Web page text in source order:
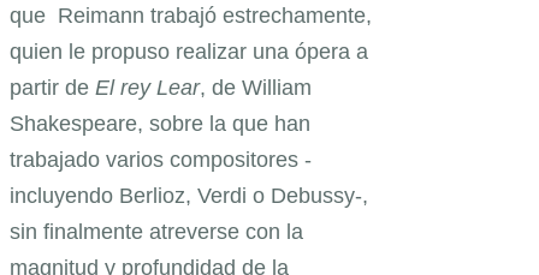
que Reimann trabajó estrechamente,
quien le propuso realizar una ópera a
partir de El rey Lear, de William
Shakespeare, sobre la que han
trabajado varios compositores -
incluyendo Berlioz, Verdi o Debussy-,
sin finalmente atreverse con la
magnitud y profundidad de la